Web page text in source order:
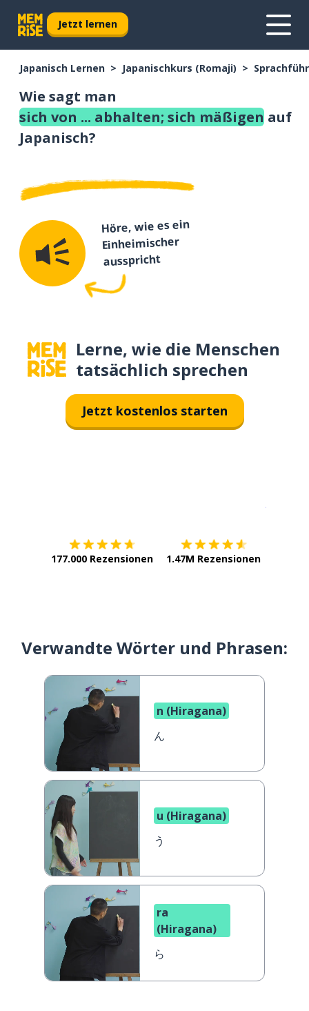
Jetzt lernen
Japanisch Lernen Japanischkurs (Romaji)
Wie sagt man
sich von ... abhalten; sich mäßigen auf
Japanisch?
Höre, wie es ein
Einheimischer
ausspricht
Lerne, wie die Menschen
tatsächlich sprechen
Jetzt kostenlos starten
177.000 Rezensionen 1.47M Rezensionen
Verwandte Wörter und Phrasen:
n (Hiragana)
ん
u (Hiragana)
う
ra
(Hiragana)
ら